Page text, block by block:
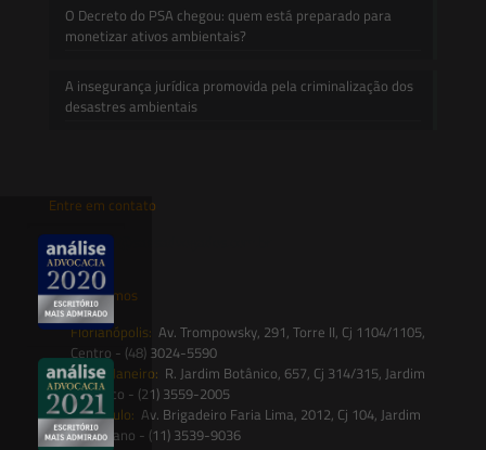
O Decreto do PSA chegou: quem está preparado para
monetizar ativos ambientais?
A insegurança jurídica promovida pela criminalização dos
desastres ambientais
Entre em contato
contato@saesadvogados.com.br
Onde estamos
Florianópolis: Av. Trompowsky, 291, Torre II, Cj 1104/1105,
Centro - (48) 3024-5590
Rio de Janeiro: R. Jardim Botânico, 657, Cj 314/315, Jardim
Botânico - (21) 3559-2005
São Paulo: Av. Brigadeiro Faria Lima, 2012, Cj 104, Jardim
Paulistano - (11) 3539-9036